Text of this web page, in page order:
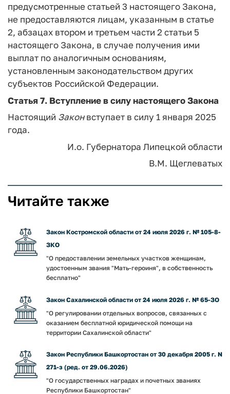
предусмотренные статьей 3 настоящего Закона,
не предоставляются лицам, указанным в статье
2, абзацах втором и третьем части 2 статьи 5
настоящего Закона, в случае получения ими
выплат по аналогичным основаниям,
установленным законодательством других
субъектов Российской Федерации.
Статья 7. Вступление в силу настоящего Закона
Настоящий Законвступает в силу 1 января 2025
года.
И.о. Губернатора Липецкой области
В.М. Щеглеватых
Читайте также
Закон Костромской области от 24 июля 2026 г. № 105-8-
ЗКО
"О предоставлении земельных участков женщинам,
удостоенным звания "Мать-героиня", в собственность
бесплатно"
Закон Сахалинской области от 24 июля 2026 г. № 65-ЗО
"О регулировании отдельных вопросов, связанных с
оказанием бесплатной юридической помощи на
территории Сахалинской области"
Закон Республики Башкортостан от 30 декабря 2005 г. N
271-з (ред. от 29.06.2026)
"О государственных наградах и почетных званиях
Республики Башкортостан"